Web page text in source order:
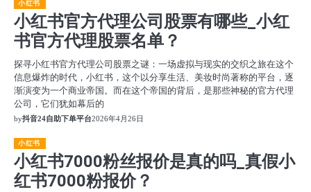
小红书
小红书官方代理公司股票有哪些_小红
书官方代理股票名单？
探寻小红书官方代理公司股票之谜：一场虚拟与现实的交织之旅在这个
信息爆炸的时代，小红书，这个以分享生活、美妆时尚著称的平台，逐
渐演变为一个商业帝国。而在这个帝国的背后，是那些神秘的官方代理
公司，它们犹如幕后的
by抖音24自助下单平台2026年4月26日
小红书
小红书7000粉丝报价是真的吗_真假小
红书7000粉报价？